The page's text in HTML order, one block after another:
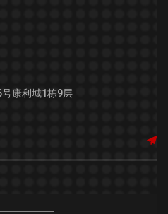
康利城1栋9层